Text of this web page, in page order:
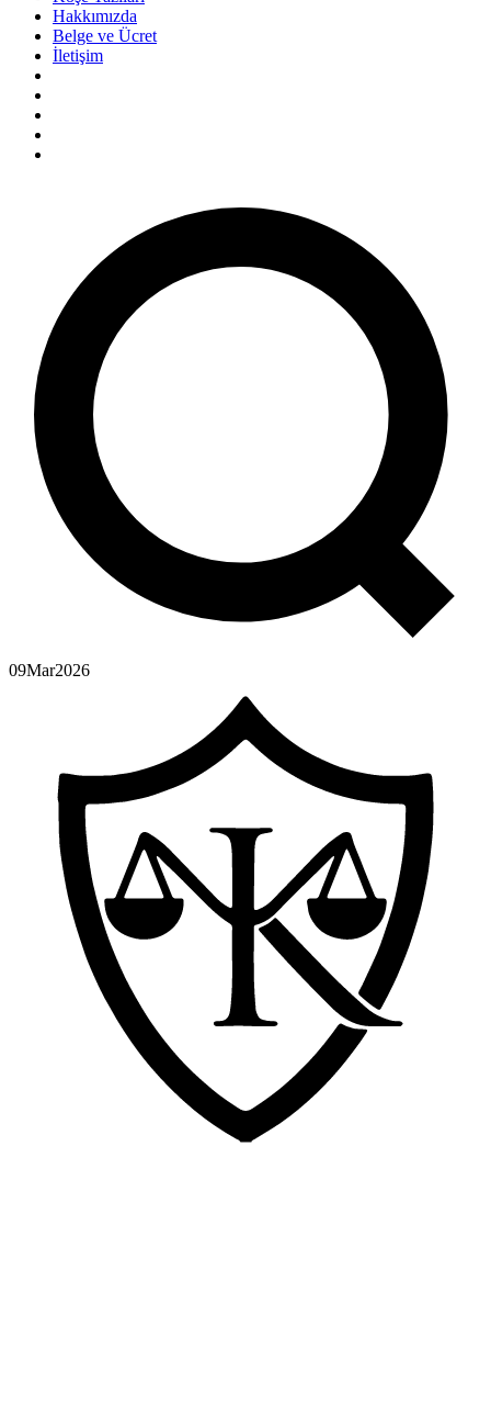
Hakkımızda
Belge ve Ücret
İletişim
09Mar2026